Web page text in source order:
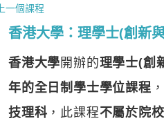
一個課程
香港大學：理學士(創新
香港大學開辦的理學士(創
年的全日制學士學位課程
技理科 ，此課程不屬於院